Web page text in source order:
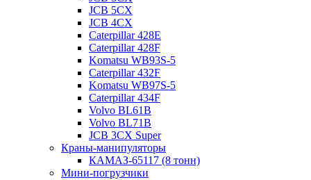
JCB 5CX
JCB 4CX
Caterpillar 428E
Caterpillar 428F
Komatsu WB93S-5
Caterpillar 432F
Komatsu WB97S-5
Caterpillar 434F
Volvo BL61B
Volvo BL71B
JCB 3CX Super
Краны-манипуляторы
КАМАЗ-65117 (8 тонн)
Мини-погрузчики